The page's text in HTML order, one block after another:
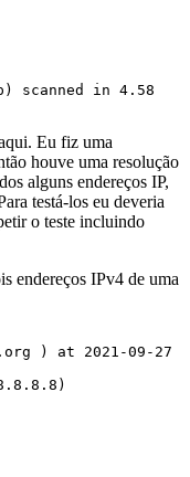
scanned in 4.58
Eu fiz uma
houve uma resolução
alguns endereços IP,
testá-los eu deveria
o teste incluindo
endereços IPv4 de uma
) at 2021-09-27